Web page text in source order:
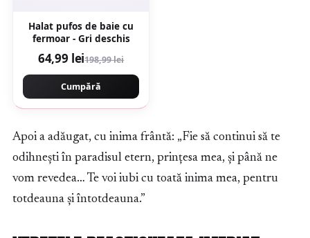
Halat pufos de baie cu
fermoar - Gri deschis
64,99 lei198,99 lei
Cumpără
Apoi a adăugat, cu inima frântă: „Fie să continui să te
odihnești în paradisul etern, prințesa mea, și până ne
vom revedea… Te voi iubi cu toată inima mea, pentru
totdeauna și întotdeauna.”